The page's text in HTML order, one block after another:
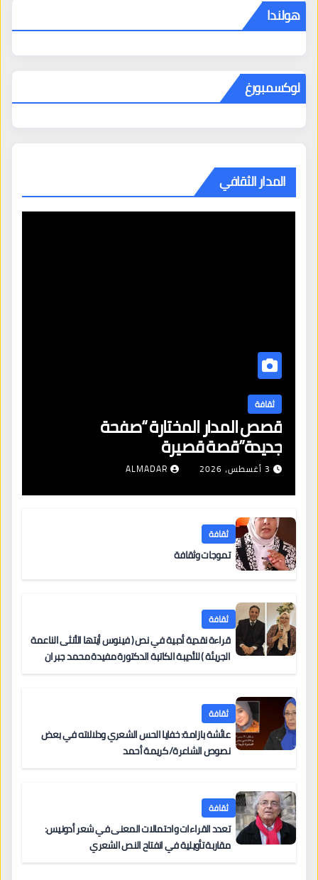
هولندا
لوكسمبورغ
المدار الثقافي
ثقافة
قصص المدار المختارة “صفحة
جديدة”قصة قصيرة
3 أغسطس، 2026 ALMADAR
ثقافة
تموجات وثقافة
ثقافة
قراءة نقدية أدبية في نص ( فينوس أيتها الأنثى الناعمة
الجريئة ) للأديبة الكاتبة الدكتورة مفيدة محمد جبران
ثقافة
عائشة بازامة: خفايا الحس الشعري ودلالاته في بعض
نصوص الشاعرة/ كريمة أحمد
ثقافة
تعدد القراءات واحتمالات المعنى في شعر أدونيس:
مقاربة تأويلية في انفتاح النص الشعري